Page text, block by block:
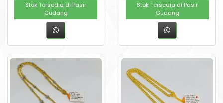
Stok Tersedia di Pasir
Gudang
Stok Tersedia di Pasir
Gudang